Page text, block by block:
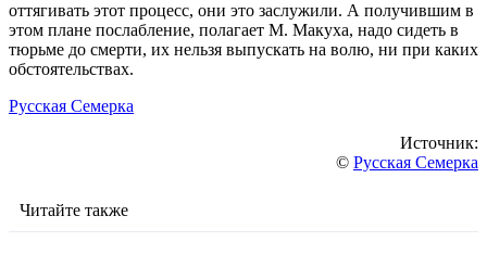
оттягивать этот процесс, они это заслужили. А получившим в
этом плане послабление, полагает М. Макуха, надо сидеть в
тюрьме до смерти, их нельзя выпускать на волю, ни при каких
обстоятельствах.
Русская Семерка
Источник:
© Русская Семерка
Читайте также